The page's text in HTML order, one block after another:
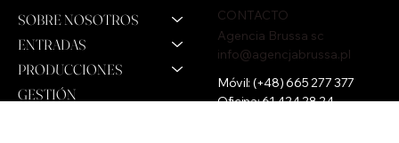
CONTACTO
Agencia Brussa sc
info@agencjabrussa.pl
Móvil: (+48) 665 277 377
Oficina:61 424 28 24
SOBRE NOSOTROS
ENTRADAS
PRODUCCIONES
GESTIÓN